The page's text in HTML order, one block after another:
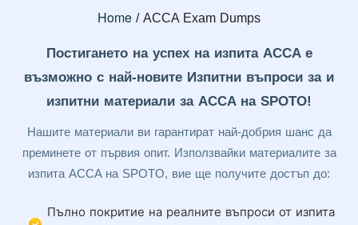
Home ACCA Exam Dumps
Постигането на успех на изпита ACCA е
възможно с най-новите Изпитни въпроси за и
изпитни материали за ACCA на SPOTO!
Нашите материали ви гарантират най-добрия шанс да
преминете от първия опит. Използвайки материалите за
изпита ACCA на SPOTO, вие ще получите достъп до:
Пълно покритие на реалните въпроси от изпита